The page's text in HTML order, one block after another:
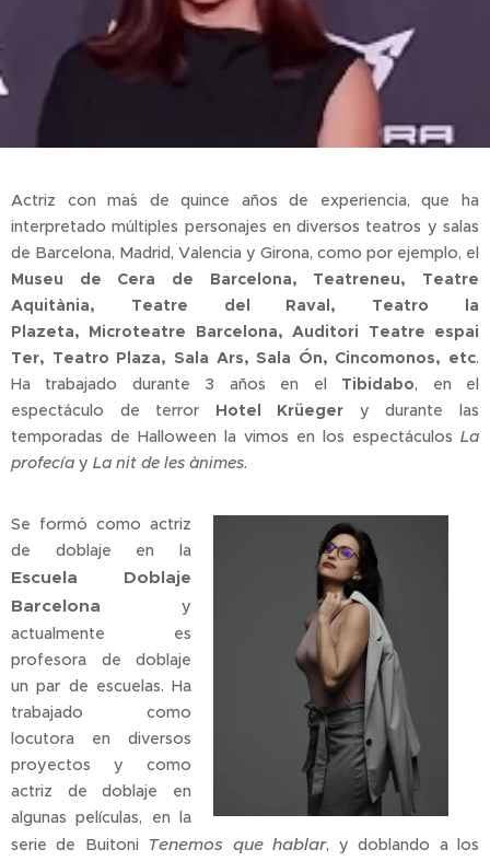
Actriz con ma´s de quince años de experiencia, que ha
interpretado múltiples personajes en diversos teatros y salas
de Barcelona, Madrid, Valencia y Girona, como por ejemplo, el
Museu de Cera de Barcelona, Teatreneu,
Teatre
Aquitània, Teatre del Raval, Teatro la
Plazeta, Microteatre Barcelona, Auditori Teatre espai
Ter, Teatro Plaza, Sala Ars, Sala Ón, Cincomonos, etc.
Ha trabajado durante 3 años en el Tibidabo, en el
espectáculo de terror Hotel Krüeger y durante las
temporadas de Halloween la vimos en los espectáculos La
profecía y La nit de les ànimes.
Se formó como actriz
de doblaje en la
Escuela Doblaje
Barcelona y
actualmente es
profesora de doblaje
un par de escuelas. Ha
trabajado como
locutora en diversos
proyectos y como
actriz de doblaje en
algunas películas, en la
serie de Buitoni Tenemos que hablar, y doblando a los